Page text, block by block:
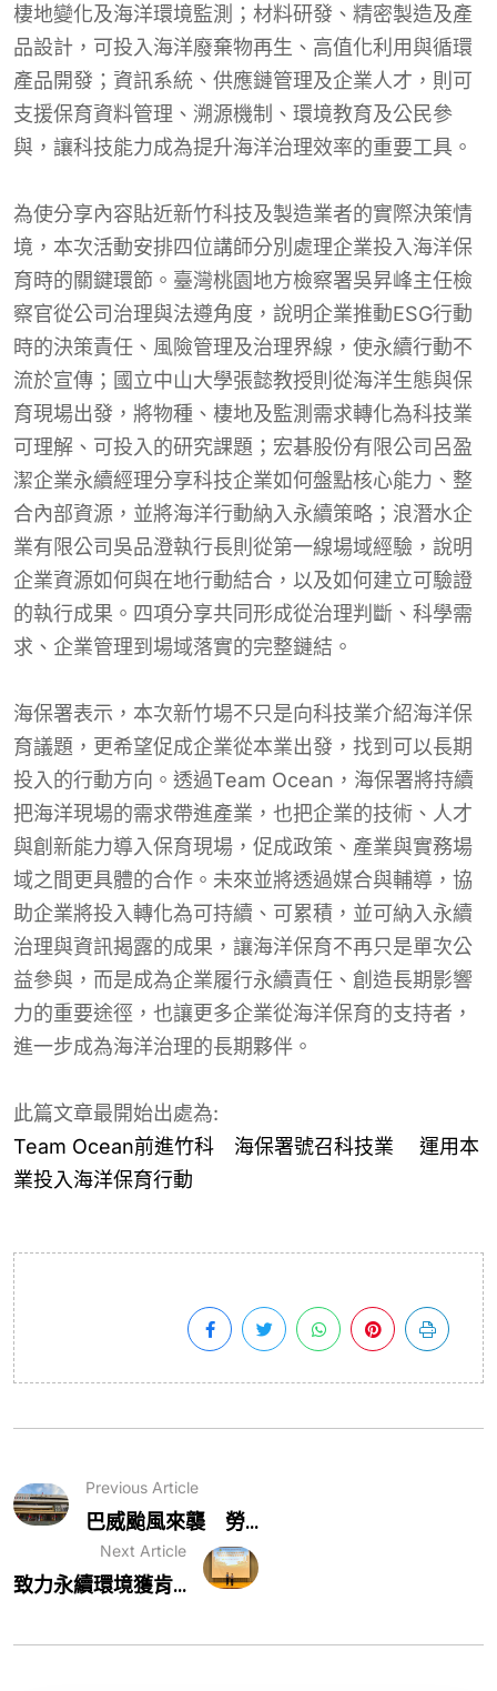
棲地變化及海洋環境監測；材料研發、精密製造及產
品設計，可投入海洋廢棄物再生、高值化利用與循環
產品開發；資訊系統、供應鏈管理及企業人才，則可
支援保育資料管理、溯源機制、環境教育及公民參
與，讓科技能力成為提升海洋治理效率的重要工具。
為使分享內容貼近新竹科技及製造業者的實際決策情
境，本次活動安排四位講師分別處理企業投入海洋保
育時的關鍵環節。臺灣桃園地方檢察署吳昇峰主任檢
察官從公司治理與法遵角度，說明企業推動ESG行動
時的決策責任、風險管理及治理界線，使永續行動不
流於宣傳；國立中山大學張懿教授則從海洋生態與保
育現場出發，將物種、棲地及監測需求轉化為科技業
可理解、可投入的研究課題；宏碁股份有限公司呂盈
潔企業永續經理分享科技企業如何盤點核心能力、整
合內部資源，並將海洋行動納入永續策略；浪潛水企
業有限公司吳品澄執行長則從第一線場域經驗，說明
企業資源如何與在地行動結合，以及如何建立可驗證
的執行成果。四項分享共同形成從治理判斷、科學需
求、企業管理到場域落實的完整鏈結。
海保署表示，本次新竹場不只是向科技業介紹海洋保
育議題，更希望促成企業從本業出發，找到可以長期
投入的行動方向。透過Team Ocean，海保署將持續
把海洋現場的需求帶進產業，也把企業的技術、人才
與創新能力導入保育現場，促成政策、產業與實務場
域之間更具體的合作。未來並將透過媒合與輔導，協
助企業將投入轉化為可持續、可累積，並可納入永續
治理與資訊揭露的成果，讓海洋保育不再只是單次公
益參與，而是成為企業履行永續責任、創造長期影響
力的重要途徑，也讓更多企業從海洋保育的支持者，
進一步成為海洋治理的長期夥伴。
此篇文章最開始出處為:
Team Ocean前進竹科 海保署號召科技業 運用本
業投入海洋保育行動
Previous Article
巴威颱風來襲 勞...
Next Article
致力永續環境獲肯...